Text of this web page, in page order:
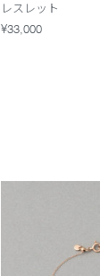
レスレット
¥33,000